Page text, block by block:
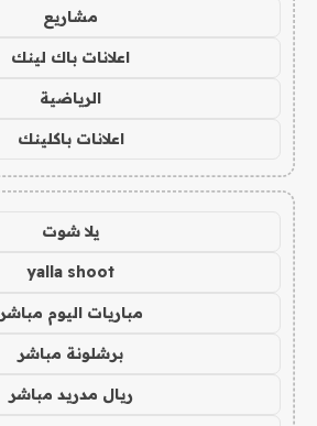
مشاريع
اعلانات باك لينك
الرياضية
اعلانات باكلينك
يلا شوت
yalla shoot
مباريات اليوم مباشر
برشلونة مباشر
ريال مدريد مباشر